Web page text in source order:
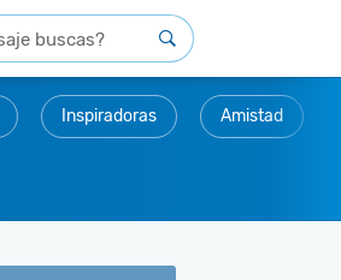
Inspiradoras Amistad